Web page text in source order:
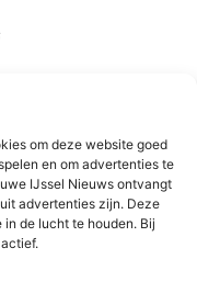
om deze website goed
en om advertenties te
IJssel Nieuws ontvangt
advertenties zijn. Deze
de lucht te houden. Bij
brief, geschreven
niet onderschreven
artikel wil insturen